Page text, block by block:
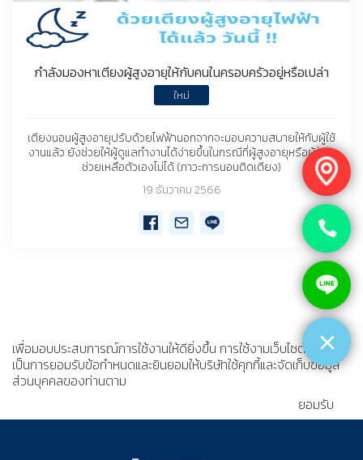
กำลังมองหาเตียงผู้สูงอายุให้กับคนในครอบครัวอยู่หรือเปล่า
ใหม่
เตียงนอนผู้สูงอายุปรับด้วยไฟฟ้านอกจากจะมอบความสบายให้กับผู้ใช้
งานแล้ว ยังช่วยให้ผู้ดูแลทำงานได้ง่ายขึ้นในกรณีที่ผู้สูงอายุหรือผู้ป่วย
ช่วยเหลือตัวเองไม่ได้ (ภาวะการนอนติดเตียง)
19 ธันวาคม 2566
เพื่อมอบประสบการณ์การใช้งานให้ดียิ่งขึ้น การใช้งามเว็บไซต์นี้
เป็นการยอมรับข้อกำหนดและยินยอมให้บริษัทใช้คุกกี้และจัดเก็บข้อมูล
ส่วนบุคคลของท่านตาม
ยอมรับ